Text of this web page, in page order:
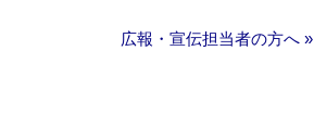
広報・宣伝担当者の方へ »